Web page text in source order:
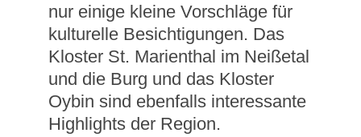
nur einige kleine Vorschläge für
kulturelle Besichtigungen. Das
Kloster St. Marienthal im Neißetal
und die Burg und das Kloster
Oybin sind ebenfalls interessante
Highlights der Region.